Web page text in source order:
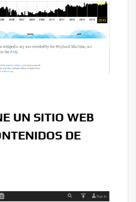
UN SITIO WEB
DE